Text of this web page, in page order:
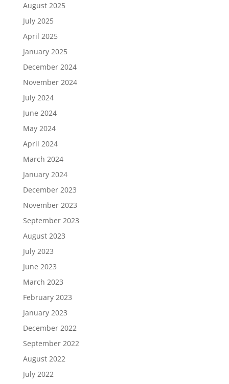
August 2025
July 2025
April 2025
January 2025
December 2024
November 2024
July 2024
June 2024
May 2024
April 2024
March 2024
January 2024
December 2023
November 2023
September 2023
August 2023
July 2023
June 2023
March 2023
February 2023
January 2023
December 2022
September 2022
August 2022
July 2022